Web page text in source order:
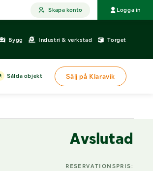
Skapa konto Logga in
Bygg Industri & verkstad Torget
Sålda objekt Sälj på Klaravik
Avslutad
RESERVATIONSPRIS: